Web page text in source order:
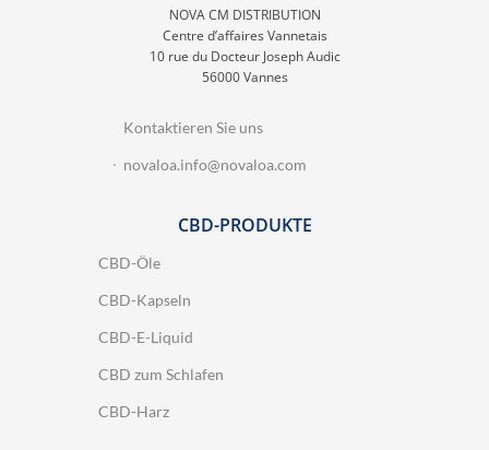
NOVA CM DISTRIBUTION
Centre d’affaires Vannetais
10 rue du Docteur Joseph Audic
56000 Vannes
Kontaktieren Sie uns
novaloa.info@novaloa.com
CBD-PRODUKTE
CBD-Öle
CBD-Kapseln
CBD-E-Liquid
CBD zum Schlafen
CBD-Harz